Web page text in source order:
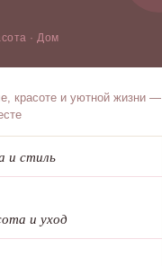
· Дом
красоте и уютной жизни —
и стиль
и уход